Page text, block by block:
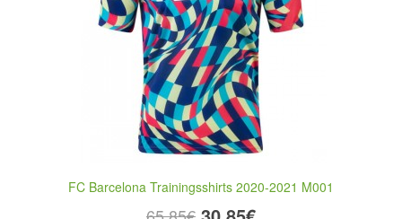
FC Barcelona Trainingsshirts 2020-2021 M001